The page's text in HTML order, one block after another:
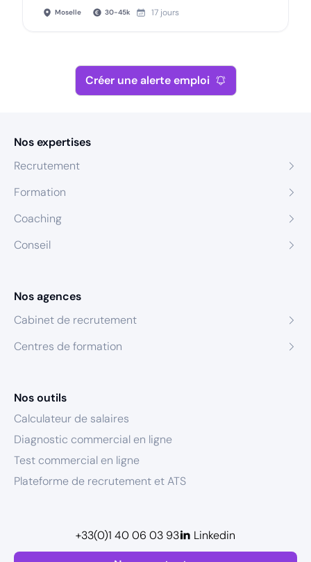
Moselle 30-45k 17 jours
Créer une alerte emploi
Nos expertises
Recrutement
Formation
Coaching
Conseil
Nos agences
Cabinet de recrutement
Centres de formation
Nos outils
Calculateur de salaires
Diagnostic commercial en ligne
Test commercial en ligne
Plateforme de recrutement et ATS
+33(0)1 40 06 03 93 Linkedin